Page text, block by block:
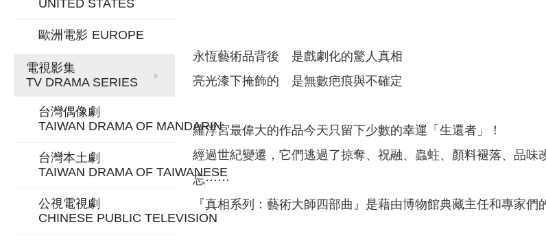
UNITED STATES
歐洲電影 EUROPE
電視影集
TV DRAMA SERIES
台灣偶像劇
TAIWAN DRAMA OF MANDARIN
台灣本土劇
TAIWAN DRAMA OF TAIWANESE
公視電視劇
CHINESE PUBLIC TELEVISION
永恆藝術品背後 是戲劇化的驚人真相
亮光漆下掩飾的 是無數疤痕與不確定
羅浮宮最偉大的作品今天只留下少數的幸運「生還者」！
經過世紀變遷，它們逃過了掠奪、祝融、蟲蛀、顏料褪落、品
忘⋯⋯
『真相系列：藝術大師四部曲』是藉由博物館典藏主任和專家